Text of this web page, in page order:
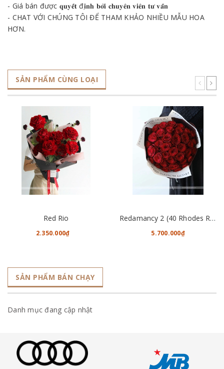
- Giá bán được 𝐪𝐮𝐲𝐞̂́𝐭 đ𝐢̣𝐧𝐡 𝐛𝐨̛̉𝐢 𝐜𝐡𝐮𝐲𝐞̂𝐧 𝐯𝐢𝐞̂𝐧 𝐭𝐮̛ 𝐯𝐚̂́𝐧
- CHAT VỚI CHÚNG TÔI ĐỂ THAM KHẢO NHIỀU MẪU HOA
HƠN.
SẢN PHẨM CÙNG LOẠI
Red Rio
2.350.000₫
Redamancy 2 (40 Rhodes Roses)
5.700.000₫
SẢN PHẨM BÁN CHẠY
Danh mục đang cập nhật